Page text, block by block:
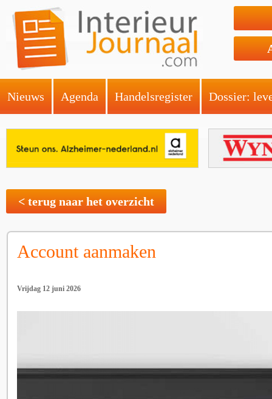
Nieuws Agenda Handelsregister Dossier:
< terug naar het overzicht
Account aanmaken
Vrijdag 12 juni 2026